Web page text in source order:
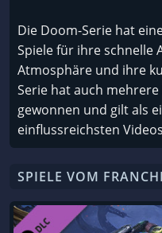
Die Doom-Serie hat
Spiele für ihre schnelle
Atmosphäre und ihre
Serie hat auch
gewonnen und gilt als
einflussreichsten
SPIELE VOM